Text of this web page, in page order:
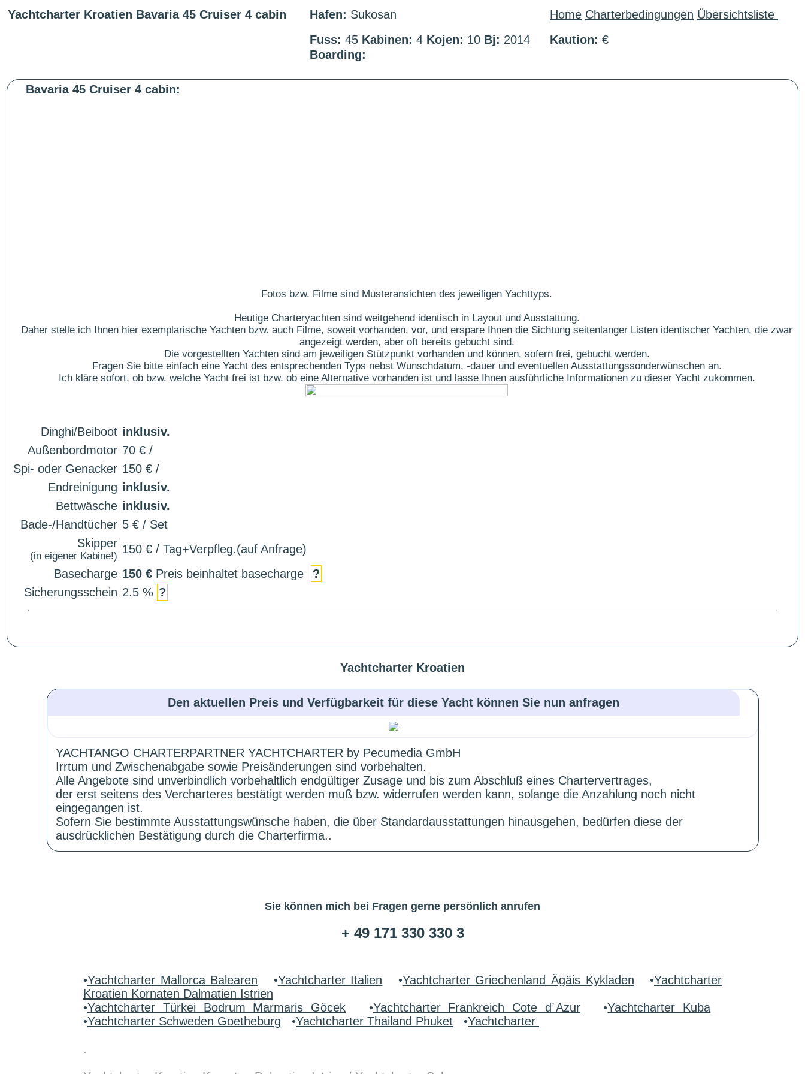
Yachtcharter Kroatien Bavaria 45 Cruiser 4 cabin Hafen: Sukosan Home Charterbedingungen Übersichtsliste
Fuss: 45 Kabinen: 4 Kojen: 10 Bj: 2014 Kaution: €
Boarding:
Bavaria 45 Cruiser 4 cabin:
Fotos bzw. Filme sind Musteransichten des jeweiligen Yachttyps.
Heutige Charteryachten sind weitgehend identisch in Layout und Ausstattung.
Daher stelle ich Ihnen hier exemplarische Yachten bzw. auch Filme, soweit vorhanden, vor, und erspare Ihnen die Sichtung seitenlanger Listen identischer Yachten, die zwar
angezeigt werden, aber oft bereits gebucht sind.
Die vorgestellten Yachten sind am jeweiligen Stützpunkt vorhanden und können, sofern frei, gebucht werden.
Fragen Sie bitte einfach eine Yacht des entsprechenden Typs nebst Wunschdatum, -dauer und eventuellen Ausstattungssonderwünschen an.
Ich kläre sofort, ob bzw. welche Yacht frei ist bzw. ob eine Alternative vorhanden ist und lasse Ihnen ausführliche Informationen zu dieser Yacht zukommen.
Dinghi/Beiboot inklusiv.
Außenbordmotor 70 € /
Spi- oder Genacker 150 € /
Endreinigung inklusiv.
Bettwäsche inklusiv.
Bade-/Handtücher 5 € / Set
Skipper
(in eigener Kabine!)
150 € / Tag+Verpfleg.(auf Anfrage)
Basecharge 150 € Preis beinhaltet basecharge
?
Sicherungsschein 2.5 % ?
Yachtcharter Kroatien
Den aktuellen Preis und Verfügbarkeit für diese Yacht können Sie nun anfragen
YACHTANGO CHARTERPARTNER YACHTCHARTER by Pecumedia GmbH
Irrtum und Zwischenabgabe sowie Preisänderungen sind vorbehalten.
Alle Angebote sind unverbindlich vorbehaltlich endgültiger Zusage und bis zum Abschluß eines Chartervertrages,
der erst seitens des Vercharteres bestätigt werden muß bzw. widerrufen werden kann, solange die Anzahlung noch nicht
eingegangen ist.
Sofern Sie bestimmte Ausstattungswünsche haben, die über Standardausstattungen hinausgehen, bedürfen diese der
ausdrücklichen Bestätigung durch die Charterfirma..
Sie können mich bei Fragen gerne persönlich anrufen
+ 49 171 330 330 3
•Yachtcharter Mallorca Balearen •Yachtcharter Italien •Yachtcharter Griechenland Ägäis Kykladen •Yachtcharter
Kroatien Kornaten Dalmatien Istrien
•Yachtcharter Türkei Bodrum Marmaris Göcek •Yachtcharter Frankreich Cote d´Azur •Yachtcharter Kuba
•Yachtcharter Schweden Goetheburg •Yachtcharter Thailand Phuket •Yachtcharter
.